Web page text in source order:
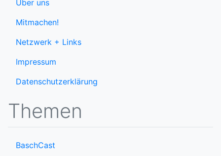
Über uns
Mitmachen!
Netzwerk + Links
Impressum
Datenschutzerklärung
Themen
BaschCast